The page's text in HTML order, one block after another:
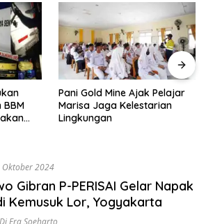
BBM
Pani Gold Mine Ajak Pelajar
Marisa Jaga Kelestarian
Lingkungan
Oktober 2024
Gibran P-PERISAI Gelar Napak
Kemusuk Lor, Yogyakarta
Era Soeharto